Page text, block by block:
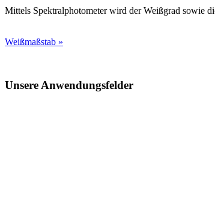
Mittels Spektralphotometer wird der Weißgrad sowie
Weißmaßstab »
Unsere Anwendungsfelder